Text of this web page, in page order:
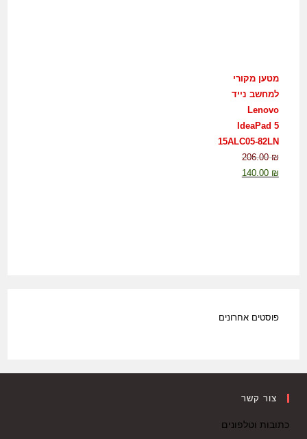
מטען מקורי
למחשב נייד
Lenovo
IdeaPad 5
15ALC05-82LN
206.00₪
140.00 ₪
פוסטים אחרונים
צור קשר
כתובות וטלפונים